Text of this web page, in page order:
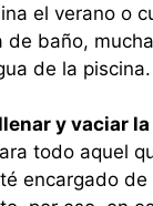
el verano o
de baño,
de la piscina.
llenar y vaciar
todo aquel
encargado de